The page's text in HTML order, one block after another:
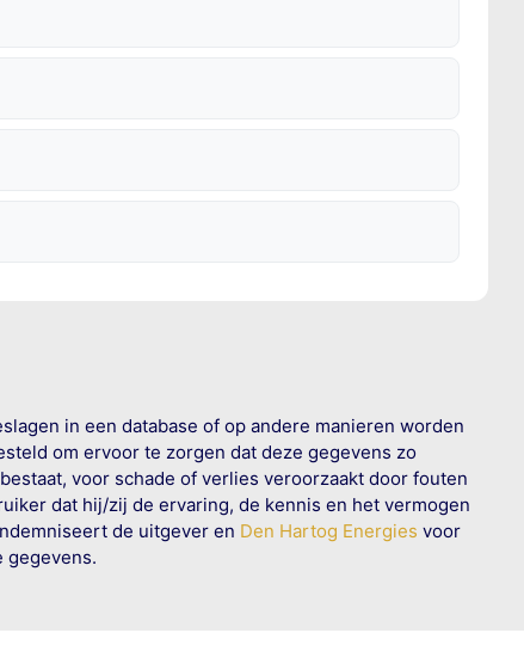
in een database of op andere manieren worden
om ervoor te zorgen dat deze gegevens zo
voor schade of verlies veroorzaakt door fouten
dat hij/zij de ervaring, de kennis en het vermogen
de uitgever en Den Hartog Energies voor
gegevens.